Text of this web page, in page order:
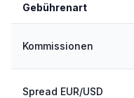
Gebührenart
Kommissionen
Spread EUR/USD